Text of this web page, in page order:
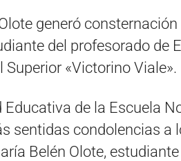
generó
del profesorado de
Superior «Victorino Viale».
de la Escuela
sentidas condolencias a
Belén Olote,